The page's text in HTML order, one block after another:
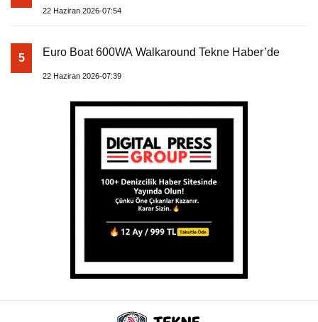
22 Haziran 2026-07:54
5 Euro Boat 600WA Walkaround Tekne Haber’de
22 Haziran 2026-07:39